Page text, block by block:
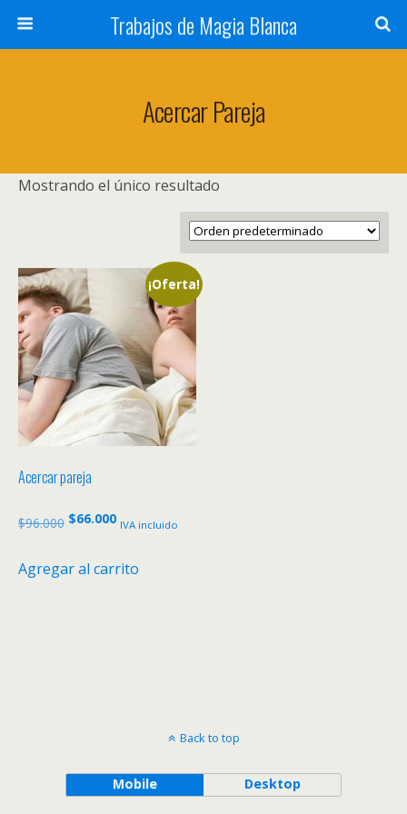
Trabajos de Magia Blanca
Acercar Pareja
Mostrando el único resultado
¡Oferta!
Acercar pareja
$96.000 El
original
$66.000El
actual
IVA incluido
Agregar al carrito
Back to top
Mobile Desktop